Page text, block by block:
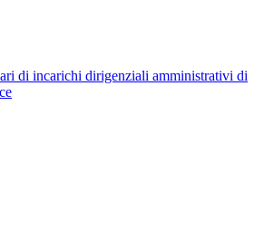
di incarichi dirigenziali amministrativi di